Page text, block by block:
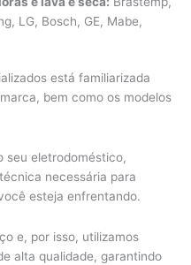
LG, Bosch, GE, Mabe,
está familiarizada
bem como os modelos
seu eletrodoméstico,
necessária para
esteja enfrentando.
e, por isso, utilizamos
alta qualidade, garantindo